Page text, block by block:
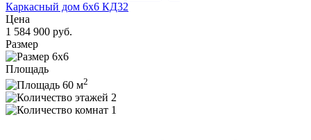
Каркасный дом 6х6 КД32
Цена
1 584 900 руб.
Размер
6х6
Площадь
60 м2
2
1